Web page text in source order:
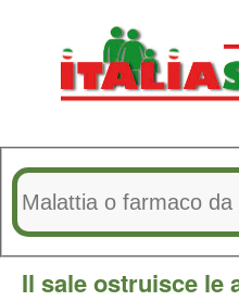
Il sale ostruisce le